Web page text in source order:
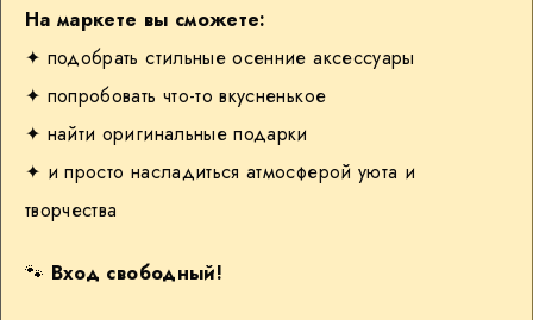
На маркете вы сможете:
✦ подобрать стильные осенние аксессуары
✦ попробовать что-то вкусненькое
✦ найти оригинальные подарки
✦ и просто насладиться атмосферой уюта и
творчества
🐾 Вход свободный!